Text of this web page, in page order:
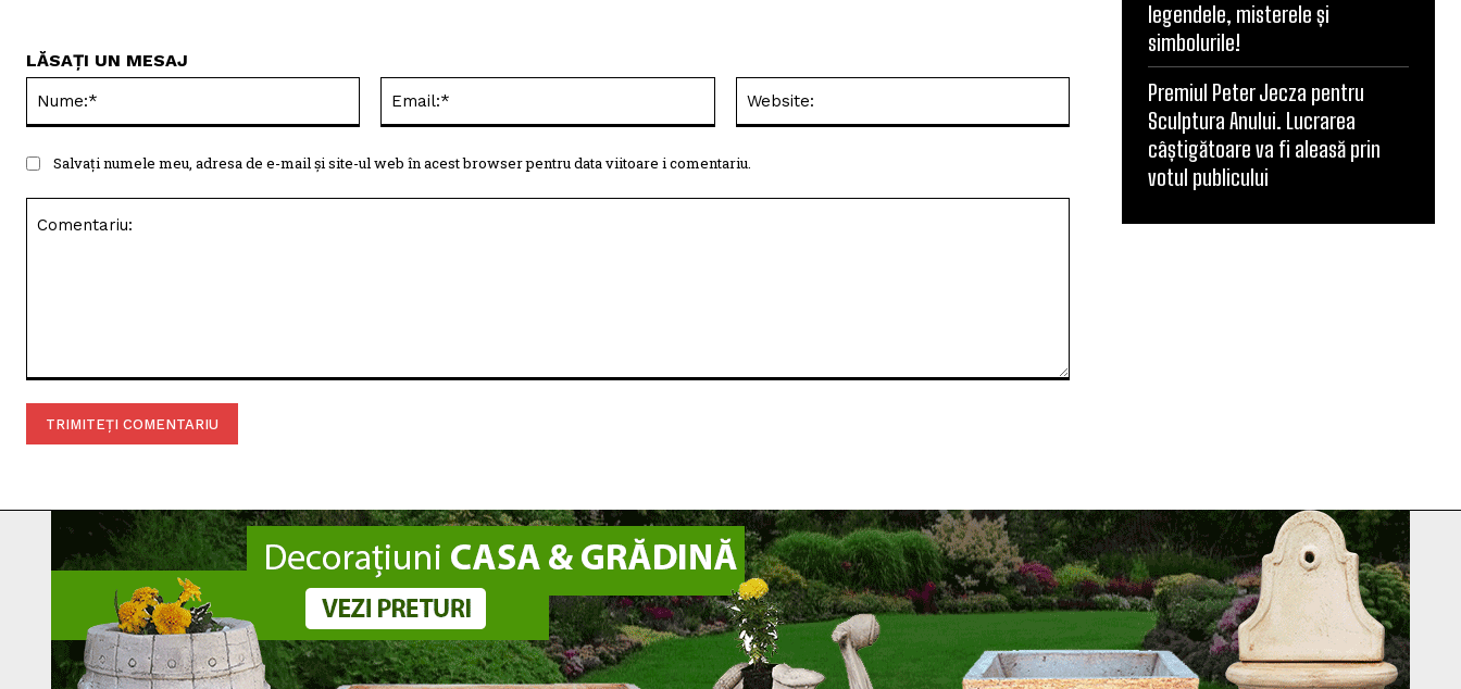
LĂSAȚI UN MESAJ
Salvați numele meu, adresa de e-mail și site-ul web în acest browser pentru data viitoare i comentariu.
legendele, misterele și
simbolurile!
Premiul Peter Jecza pentru
Sculptura Anului. Lucrarea
câștigătoare va fi aleasă prin
votul publicului